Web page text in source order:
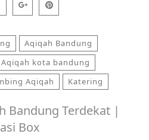
Aqiqah Bandung
Aqiqah kota bandung
Aqiqah Katering
Bandung Terdekat |
Box